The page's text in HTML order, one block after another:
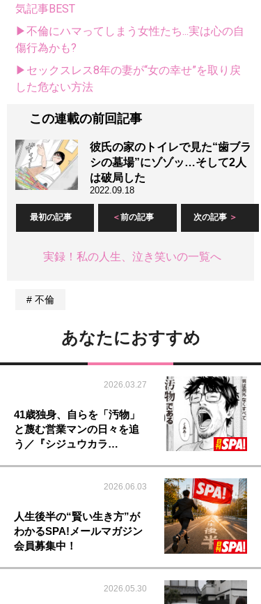
気記事BEST
▶不倫にハマってしまう女性たち...実は心の自
傷行為かも?
▶セックスレス8年の妻が“女の幸せ”を取り戻
した危ない方法
この連載の前回記事
彼氏の家のトイレで見た“歯ブラ
シの墓場”にゾゾッ…そして2人
は破局した
2022.09.18
最初の記事 前の記事 次の記事
実録！私の人生、泣き笑いの一覧へ
不倫
あなたにおすすめ
2026.03.27
41歳独身、自らを「汚物」
と蔑む営業マンの日々を追
う／『シジュウカラ…
2026.06.03
人生後半の“賢い生き方”が
わかるSPA!メールマガジン
会員募集中！
2026.05.30